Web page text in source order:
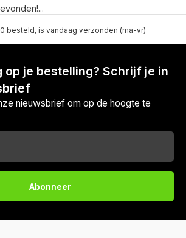
besteld, is vandaag verzonden (ma-vr)
op je bestelling? Schrijf je in
nieuwsbrief om op de hoogte te
Abonneer